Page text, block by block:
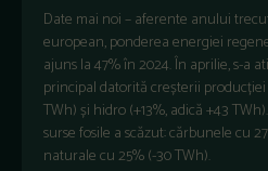
Date mai noi – aferente anului
european, ponderea energiei
ajuns la 47% în 2024. În aprilie, s-a
principal datorită creșterii producției
TWh) și hidro (+13%, adică +43
surse fosile a scăzut: cărbunele cu
naturale cu 25% (-30 TWh).